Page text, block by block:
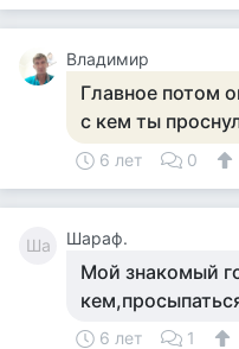
Владимир
Главное потом
с кем ты
6 лет 0
Ша Шараф.
Мой знакомый
6 лет 1